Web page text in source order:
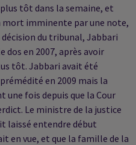
tôt dans la semaine, et
mort imminente par une note,
du tribunal, Jabbari
dos en 2007, après avoir
tôt. Jabbari avait été
en 2009 mais la
une fois depuis que la Cour
Le ministre de la justice
laissé entendre début
en vue, et que la famille de la